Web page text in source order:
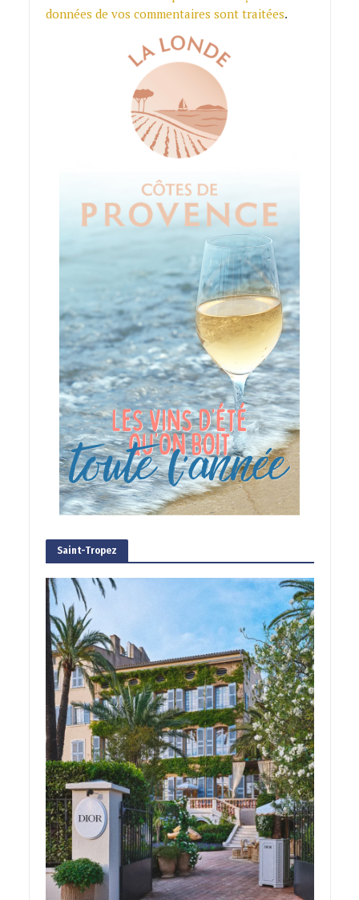
données de vos commentaires sont traitées.
Saint-Tropez